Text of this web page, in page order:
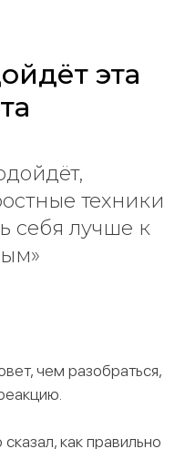
эта
техники
себя лучше к
чем разобраться,
как правильно